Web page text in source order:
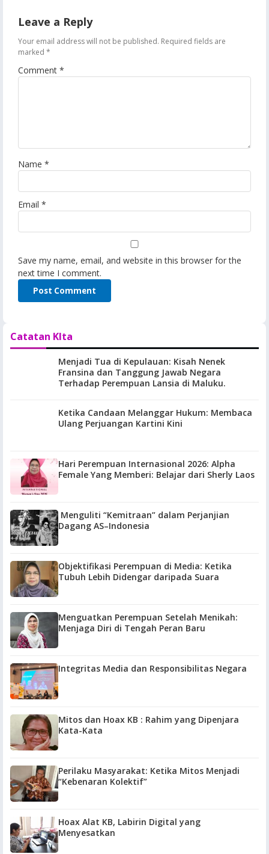
Leave a Reply
Your email address will not be published. Required fields are
marked *
Comment *
Name *
Email *
Save my name, email, and website in this browser for the
next time I comment.
Catatan KIta
Menjadi Tua di Kepulauan: Kisah Nenek
Fransina dan Tanggung Jawab Negara
Terhadap Perempuan Lansia di Maluku.
Ketika Candaan Melanggar Hukum: Membaca
Ulang Perjuangan Kartini Kini
Hari Perempuan Internasional 2026: Alpha
Female Yang Memberi: Belajar dari Sherly Laos
Menguliti “Kemitraan” dalam Perjanjian
Dagang AS–Indonesia
Objektifikasi Perempuan di Media: Ketika
Tubuh Lebih Didengar daripada Suara
Menguatkan Perempuan Setelah Menikah:
Menjaga Diri di Tengah Peran Baru
Integritas Media dan Responsibilitas Negara
Mitos dan Hoax KB : Rahim yang Dipenjara
Kata-Kata
Perilaku Masyarakat: Ketika Mitos Menjadi
“Kebenaran Kolektif”
Hoax Alat KB, Labirin Digital yang
Menyesatkan